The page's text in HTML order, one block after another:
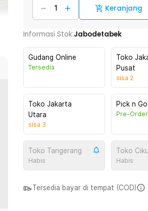
Keranjang
Informasi Stok:Jabodetabek
Gudang Online
Tersedia
Toko
Pusat
sisa 2
Toko Jakarta
Utara
sisa 3
Pick n
Pre-Order
Toko Tangerang
Habis
Toko
Habis
Tersedia bayar di tempat (COD)